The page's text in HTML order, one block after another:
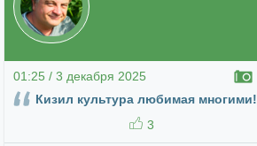
01:25 / 3 декабря 2025
Кизил культура любимая многими!
3